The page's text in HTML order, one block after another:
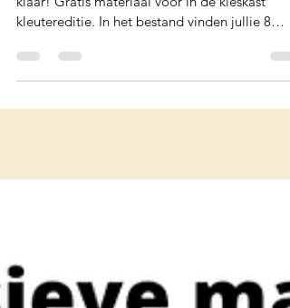
Na lang wachten is het materiaal dan eindelijk
klaar! Gratis materiaal voor in de kieskast
motoriek, rekenvaardigheden, taal,